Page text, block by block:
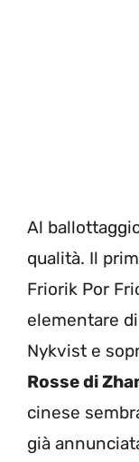
Al
qualità. Il
Friorik Por
elementare
Nykvist e
Rosse di
cinese
già